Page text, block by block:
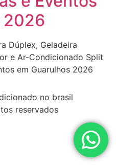
2026
Dúplex, Geladeira
e Ar-Condicionado Split
em Guarulhos 2026
no brasil
reservados